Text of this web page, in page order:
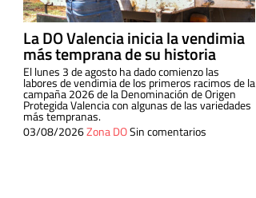
La DO Valencia inicia la vendimia
más temprana de su historia
El lunes 3 de agosto ha dado comienzo las
labores de vendimia de los primeros racimos de la
campaña 2026 de la Denominación de Origen
Protegida Valencia con algunas de las variedades
más tempranas.
03/08/2026Zona DOSin comentarios